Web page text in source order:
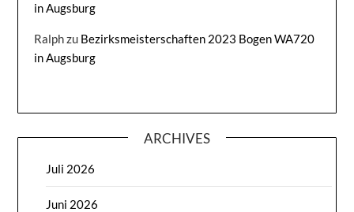
in Augsburg
Ralphzu Bezirksmeisterschaften 2023 Bogen WA720
in Augsburg
ARCHIVES
Juli 2026
Juni 2026